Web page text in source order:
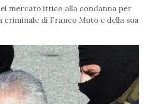
mercato ittico alla condanna per
criminale di Franco Muto e della sua